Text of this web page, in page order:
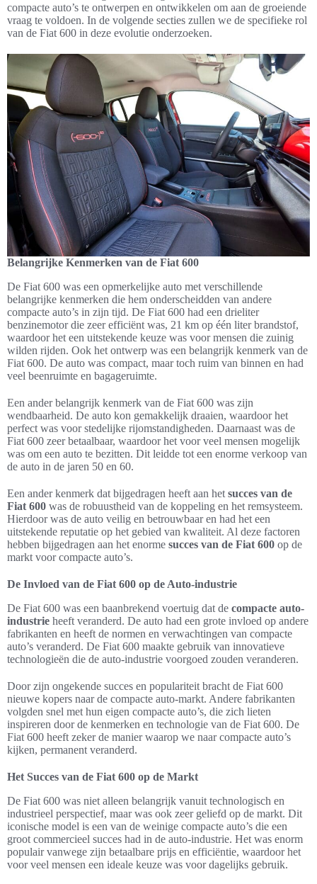
compacte auto’s te ontwerpen en ontwikkelen om aan de groeiende
vraag te voldoen. In de volgende secties zullen we de specifieke rol
van de Fiat 600 in deze evolutie onderzoeken.
Belangrijke Kenmerken van de Fiat 600
De Fiat 600 was een opmerkelijke auto met verschillende
belangrijke kenmerken die hem onderscheidden van andere
compacte auto’s in zijn tijd. De Fiat 600 had een drieliter
benzinemotor die zeer efficiënt was, 21 km op één liter brandstof,
waardoor het een uitstekende keuze was voor mensen die zuinig
wilden rijden. Ook het ontwerp was een belangrijk kenmerk van de
Fiat 600. De auto was compact, maar toch ruim van binnen en had
veel beenruimte en bagageruimte.
Een ander belangrijk kenmerk van de Fiat 600 was zijn
wendbaarheid. De auto kon gemakkelijk draaien, waardoor het
perfect was voor stedelijke rijomstandigheden. Daarnaast was de
Fiat 600 zeer betaalbaar, waardoor het voor veel mensen mogelijk
was om een auto te bezitten. Dit leidde tot een enorme verkoop van
de auto in de jaren 50 en 60.
Een ander kenmerk dat bijgedragen heeft aan het succes van de
Fiat 600 was de robuustheid van de koppeling en het remsysteem.
Hierdoor was de auto veilig en betrouwbaar en had het een
uitstekende reputatie op het gebied van kwaliteit. Al deze factoren
hebben bijgedragen aan het enorme succes van de Fiat 600 op de
markt voor compacte auto’s.
De Invloed van de Fiat 600 op de Auto-industrie
De Fiat 600 was een baanbrekend voertuig dat de compacte auto-
industrie heeft veranderd. De auto had een grote invloed op andere
fabrikanten en heeft de normen en verwachtingen van compacte
auto’s veranderd. De Fiat 600 maakte gebruik van innovatieve
technologieën die de auto-industrie voorgoed zouden veranderen.
Door zijn ongekende succes en populariteit bracht de Fiat 600
nieuwe kopers naar de compacte auto-markt. Andere fabrikanten
volgden snel met hun eigen compacte auto’s, die zich lieten
inspireren door de kenmerken en technologie van de Fiat 600. De
Fiat 600 heeft zeker de manier waarop we naar compacte auto’s
kijken, permanent veranderd.
Het Succes van de Fiat 600 op de Markt
De Fiat 600 was niet alleen belangrijk vanuit technologisch en
industrieel perspectief, maar was ook zeer geliefd op de markt. Dit
iconische model is een van de weinige compacte auto’s die een
groot commercieel succes had in de auto-industrie. Het was enorm
populair vanwege zijn betaalbare prijs en efficiëntie, waardoor het
voor veel mensen een ideale keuze was voor dagelijks gebruik.